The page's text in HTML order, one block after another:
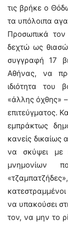
τις βρήκε ο
τα υπόλοιπα
Προσωπικά
δεχτώ ως
συγγραφή 17
Αθήνας, να
ιδιότητα του
«άλλης όχθης»
επιτεύγματος.
εμπράκτως
κανείς
να σκύψει με
μνημονίων
να υπακούσει
τον, να μην το